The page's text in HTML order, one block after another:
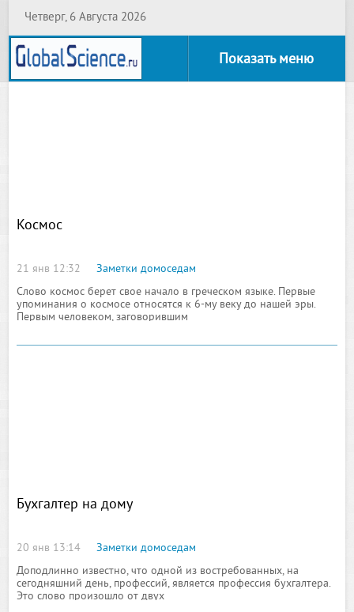
Четверг, 6 Августа 2026
Показать меню
Космос
21 янв 12:32
Заметки домоседам
Слово космос берет свое начало в греческом языке. Первые
упоминания о космосе относятся к 6-му веку до нашей эры.
Первым человеком, заговорившим
Бухгалтер на дому
20 янв 13:14
Заметки домоседам
Доподлинно известно, что одной из востребованных, на
сегодняшний день, профессий, является профессия бухгалтера.
Это слово произошло от двух